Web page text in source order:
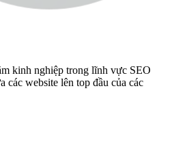
kinh nghiệp trong lĩnh vực SEO
các website lên top đầu của các